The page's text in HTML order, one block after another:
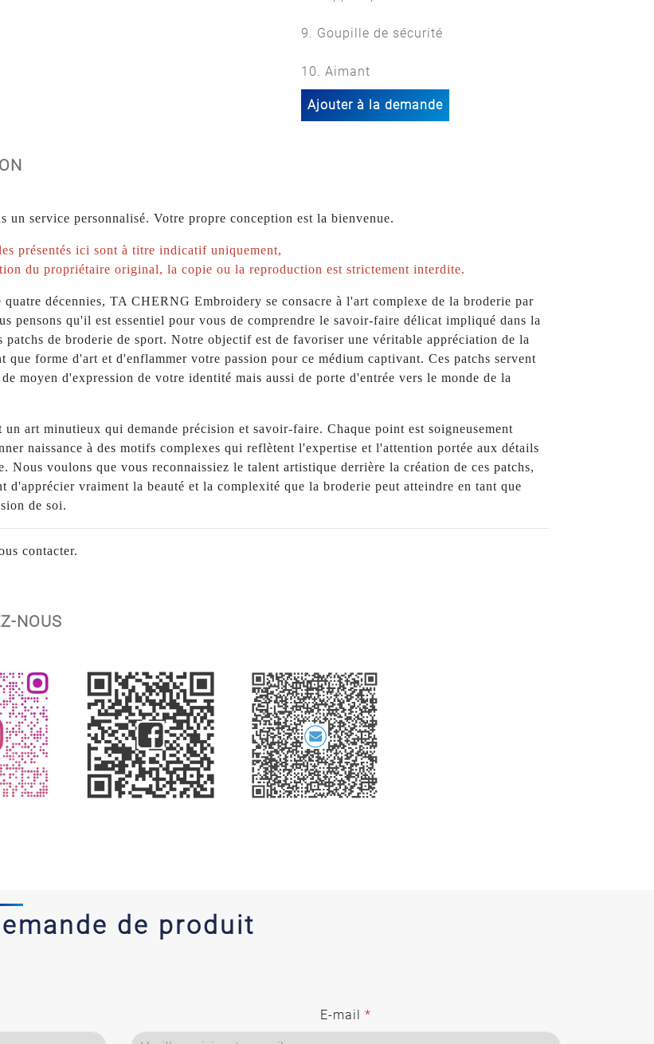
9. Goupille de sécurité
10. Aimant
Ajouter à la demande
un service personnalisé. Votre propre conception est la bienvenue.
présentés ici sont à titre indicatif uniquement,
du propriétaire original, la copie ou la reproduction est strictement interdite.
quatre décennies, TA CHERNG Embroidery se consacre à l'art complexe de la broderie par
pensons qu'il est essentiel pour vous de comprendre le savoir-faire délicat impliqué dans la
patchs de broderie de sport. Notre objectif est de favoriser une véritable appréciation de la
que forme d'art et d'enflammer votre passion pour ce médium captivant. Ces patchs servent
moyen d'expression de votre identité mais aussi de porte d'entrée vers le monde de la
un art minutieux qui demande précision et savoir-faire. Chaque point est soigneusement
naissance à des motifs complexes qui reflètent l'expertise et l'attention portée aux détails
Nous voulons que vous reconnaissiez le talent artistique derrière la création de ces patchs,
d'apprécier vraiment la beauté et la complexité que la broderie peut atteindre en tant que
de soi.
contacter.
NOUS
de produit
E-mail *